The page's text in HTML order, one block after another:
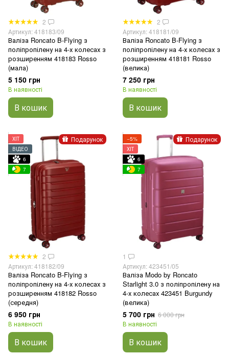
2
Артикул: 418183/09
Валіза Roncato B-Flying з
поліпропілену на 4-х колесах з
розширенням 418183 Rosso
(мала)
5 150 грн
В наявності
В кошик
2
Артикул: 418181/09
Валіза Roncato B-Flying з
поліпропілену на 4-х колесах з
розширенням 418181 Rosso
(велика)
7 250 грн
В наявності
В кошик
Подарунок
ХІТ
ВІДЕО
6
7
2
Артикул: 418182/09
Валіза Roncato B-Flying з
поліпропілену на 4-х колесах з
розширенням 418182 Rosso
(середня)
6 950 грн
В наявності
В кошик
Подарунок
−5%
ХІТ
6
7
1
Артикул: 423451/05
Валіза Modo by Roncato
Starlight 3.0 з поліпропілену на
4-х колесах 423451 Burgundy
(велика)
5 700 грн 6 000 грн
В наявності
В кошик